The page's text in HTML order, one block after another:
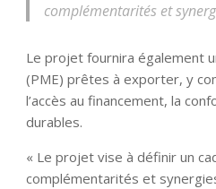
complémentarités et
Le projet fournira également
(PME) prêtes à exporter, y
l’accès au financement, la
durables.
« Le projet vise à définir un
complémentarités et